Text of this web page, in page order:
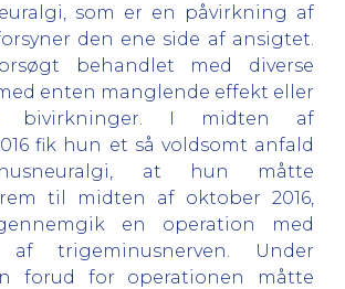
som er en påvirkning af
den ene side af ansigtet.
behandlet med diverse
enten manglende effekt eller
bivirkninger. I midten af
fik hun et så voldsomt anfald
at hun måtte
til midten af oktober 2016,
en operation med
trigeminusnerven. Under
forud for operationen måtte